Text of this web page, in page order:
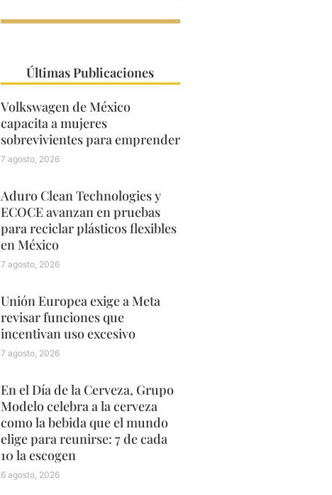
Últimas Publicaciones
Volkswagen de México
capacita a mujeres
sobrevivientes para emprender
7 agosto, 2026
Aduro Clean Technologies y
ECOCE avanzan en pruebas
para reciclar plásticos flexibles
en México
7 agosto, 2026
Unión Europea exige a Meta
revisar funciones que
incentivan uso excesivo
7 agosto, 2026
En el Día de la Cerveza, Grupo
Modelo celebra a la cerveza
como la bebida que el mundo
elige para reunirse: 7 de cada
10 la escogen
6 agosto, 2026